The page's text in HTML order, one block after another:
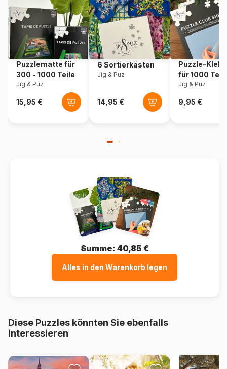
EAN 4005555018827
Teileanzahl 1500 Teile
Maße 84 x 60 cm
Puzzlematte für
300 - 1000 Teile
Jig & Puz
6 Sortierkästen
Jig & Puz
Puzzle-
für 1000
Jig & Puz
Summe: 40,85 €
Alles in den Warenkorb legen
Diese Puzzles könnten Sie ebenfalls
interessieren